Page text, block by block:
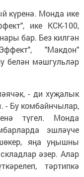
күренә. Монда ике
ике КСК-100,
бар. Без килгән
"Макдон"
белән мәшгульләр
- ди хуҗалык
- Бу комбайнчылар,
түгел. Монда
эшләүче
яңа уңышны
әзер. Алар
тәртипкә